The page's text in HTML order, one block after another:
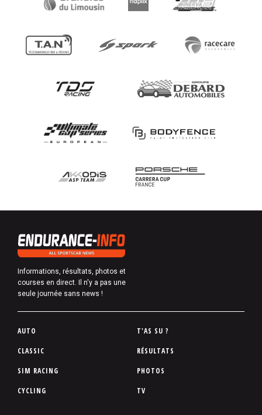
Informations, résultats, photos et
courses en direct. Il n'y a pas une
seule journée sans news !
P
d
d
AUTO
CLASSIC
SIM RACING
CYCLING
T'AS SU ?
RÉSULTATS
PHOTOS
TV